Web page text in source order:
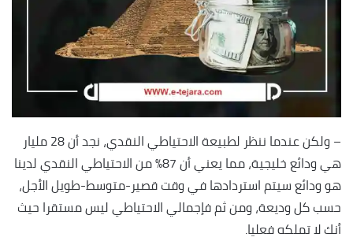
– ولكن عندما ننظر لطبيعة الاحتياطي النقدي، نجد أن 28 مليار
هي ودائع خليجية، مما يعني أن 87% من الاحتياطي النقدي لدينا
هو ودائع سيتم استردادها في وقت قصير-متوسط-طويل الأجل،
حسب كل وديعة، ومن ثم فإجمالي الاحتياطي ليس مستقرا حيث
أنك لا تملكه فعليا.